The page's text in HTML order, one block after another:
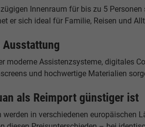
Innenraum für bis zu 5
er sich ideal für Familie, Reisen und
moderne Assistenzsysteme, digitales
und hochwertige Materialien
als Reimport günstiger ist
werden in verschiedenen europäischen